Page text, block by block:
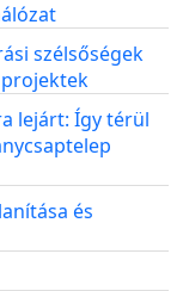
szélsőségek
lejárt: Így térül
és